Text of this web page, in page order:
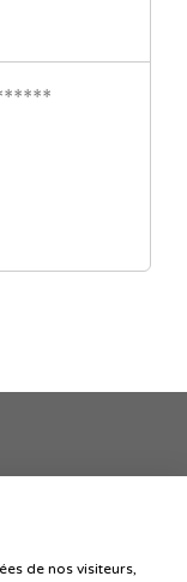
de nos visiteurs,